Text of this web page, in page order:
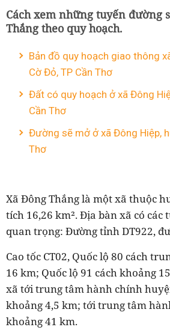
Cách xem những tuyến đường
Thắng theo quy hoạch.
Bản đồ quy hoạch giao thông
Cờ Đỏ, TP Cần Thơ
Đất có quy hoạch ở xã Đông
Cần Thơ
Đường sẽ mở ở xã Đông Hiệp,
Thơ
Xã Đông Thắng là một xã thuộc
tích 16,26 km². Địa bàn xã có các
quan trọng: Đường tỉnh DT922,
Cao tốc CT02, Quốc lộ 80 cách
16 km; Quốc lộ 91 cách khoảng
xã tới trung tâm hành chính
khoảng 4,5 km; tới trung tâm
khoảng 41 km.